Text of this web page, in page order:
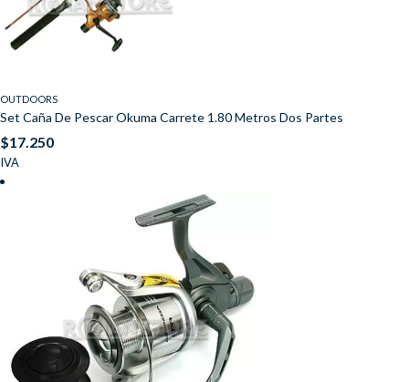
OUTDOORS
Set Caña De Pescar Okuma Carrete 1.80 Metros Dos Partes
$17.250
IVA